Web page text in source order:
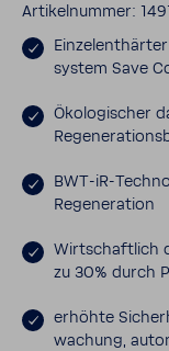
Arti­kel­nummer:
system Save
Ökolo­gi­scher
BWT-​iR-
Rege­ne­ra­tion
Wirt­schaft­lich
zu 30% durch
erhöhte
wa­chung,